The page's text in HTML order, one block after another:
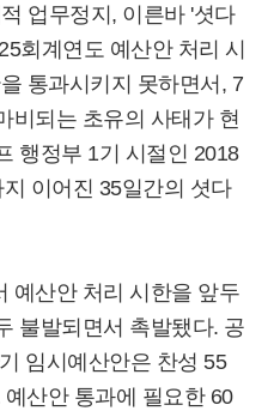
업무정지, 이른바 '셧다
회계연도 예산안 처리 시
통과시키지 못하면서, 7
비되는 초유의 사태가 현
행정부 1기 시절인 2018
이어진 35일간의 셧다
예산안 처리 시한을 앞두
불발되면서 촉발됐다. 공
임시예산안은 찬성 55
산안 통과에 필요한 60